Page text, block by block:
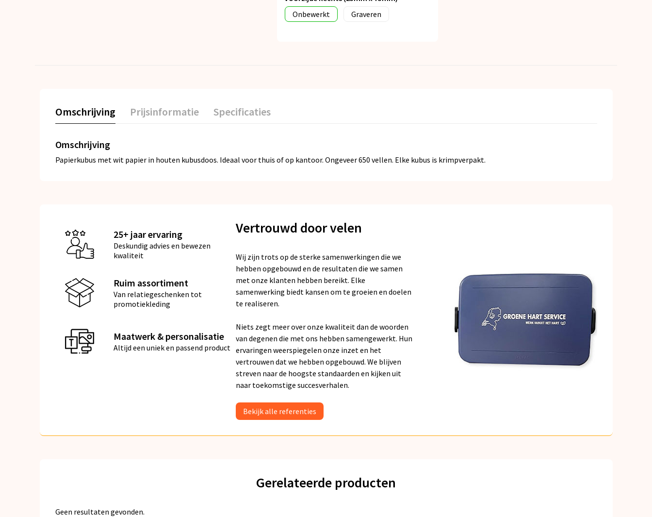
Onbewerkt
Graveren
Omschrijving Prijsinformatie Specificaties
Omschrijving
Papierkubus met wit papier in houten kubusdoos. Ideaal voor thuis of op kantoor. Ongeveer 650 vellen. Elke kubus is krimpverpakt.
25+ jaar ervaring
Deskundig advies en bewezen
kwaliteit
Ruim assortiment
Van relatiegeschenken tot
promotiekleding
Maatwerk & personalisatie
Altijd een uniek en passend product
Vertrouwd door velen
Wij zijn trots op de sterke samenwerkingen die we
hebben opgebouwd en de resultaten die we samen
met onze klanten hebben bereikt. Elke
samenwerking biedt kansen om te groeien en doelen
te realiseren.
Niets zegt meer over onze kwaliteit dan de woorden
van degenen die met ons hebben samengewerkt. Hun
ervaringen weerspiegelen onze inzet en het
vertrouwen dat we hebben opgebouwd. We blijven
streven naar de hoogste standaarden en kijken uit
naar toekomstige succesverhalen.
Bekijk alle referenties
Gerelateerde producten
Geen resultaten gevonden.